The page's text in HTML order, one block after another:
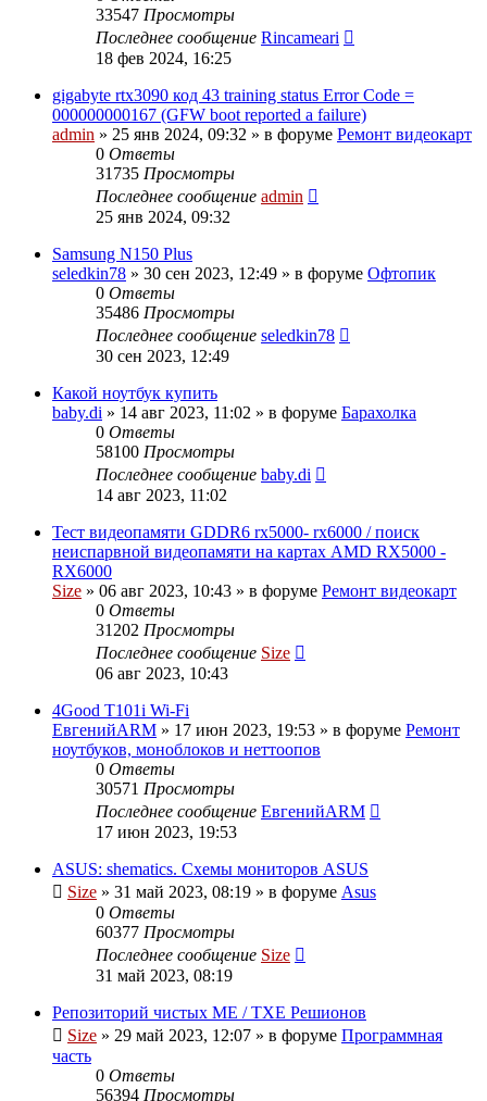
33547 Просмотры
Последнее сообщение Rincameari
18 фев 2024, 16:25
gigabyte rtx3090 код 43 training status Error Code =
000000000167 (GFW boot reported a failure)
admin » 25 янв 2024, 09:32 » в форуме Ремонт видеокарт
0 Ответы
31735 Просмотры
Последнее сообщение admin
25 янв 2024, 09:32
Samsung N150 Plus
seledkin78 » 30 сен 2023, 12:49 » в форуме Офтопик
0 Ответы
35486 Просмотры
Последнее сообщение seledkin78
30 сен 2023, 12:49
Какой ноутбук купить
baby.di » 14 авг 2023, 11:02 » в форуме Барахолка
0 Ответы
58100 Просмотры
Последнее сообщение baby.di
14 авг 2023, 11:02
Тест видеопамяти GDDR6 rx5000- rx6000 / поиск
неиспарвной видеопамяти на картах AMD RX5000 -
RX6000
Size » 06 авг 2023, 10:43 » в форуме Ремонт видеокарт
0 Ответы
31202 Просмотры
Последнее сообщение Size
06 авг 2023, 10:43
4Good T101i Wi-Fi
ЕвгенийARM » 17 июн 2023, 19:53 » в форуме Ремонт
ноутбуков, моноблоков и неттоопов
0 Ответы
30571 Просмотры
Последнее сообщение ЕвгенийARM
17 июн 2023, 19:53
ASUS: shematics. Схемы мониторов ASUS
Size » 31 май 2023, 08:19 » в форуме Asus
0 Ответы
60377 Просмотры
Последнее сообщение Size
31 май 2023, 08:19
Репозиторий чистых ME / TXE Решионов
Size » 29 май 2023, 12:07 » в форуме Программная
часть
0 Ответы
56394 Просмотры